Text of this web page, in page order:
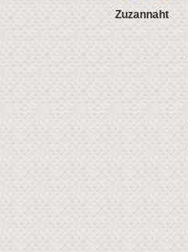
Zuzannaht